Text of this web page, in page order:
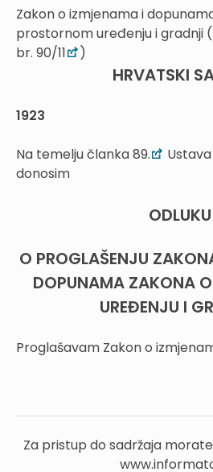
Zakon o izmjenama i
prostornom uređenju i gradnji
br. 90/11
)
HRVATSKI
1923
Na temelju članka 89.
donosim
ODLUKU
O PROGLAŠENJU
DOPUNAMA ZAKONA
UREĐENJU I
Proglašavam Zakon o
Za pristup do sadržaja